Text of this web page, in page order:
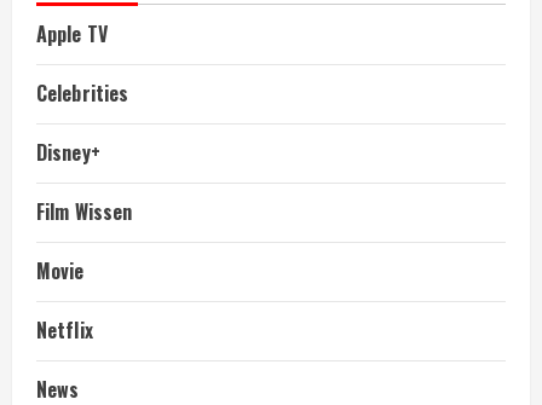
Apple TV
Celebrities
Disney+
Film Wissen
Movie
Netflix
News